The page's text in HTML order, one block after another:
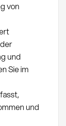
von
und
Sie im
und